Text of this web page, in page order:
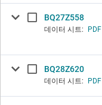
BQ27Z558
데이터 시트: PDF
BQ28Z620
데이터 시트: PDF